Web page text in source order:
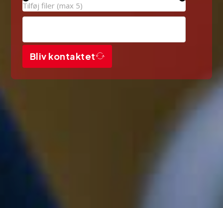
Tilføj filer (max 5)
Bliv kontaktet